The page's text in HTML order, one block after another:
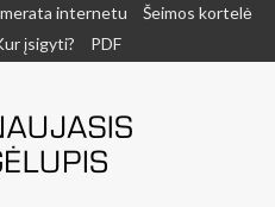
internetu
Šeimos kortelė
įsigyti? PDF